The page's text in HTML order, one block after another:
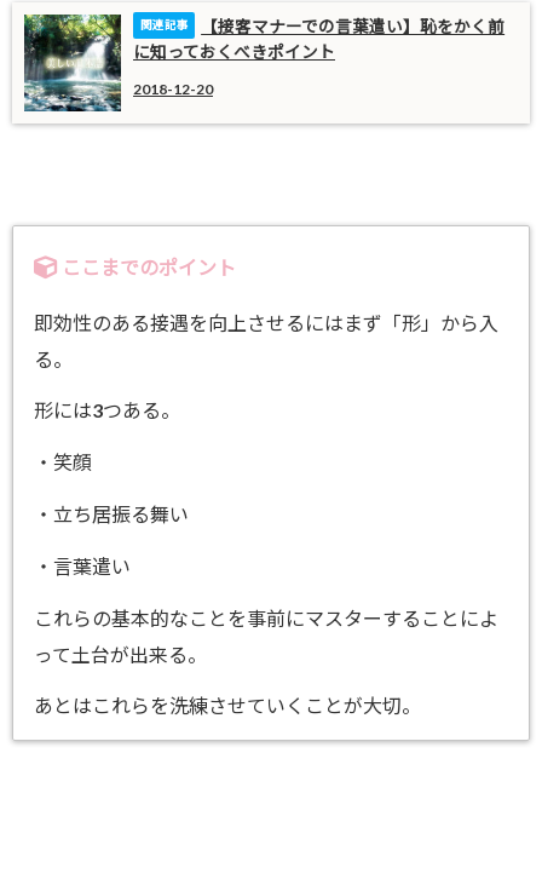
【接客マナーでの言葉遣い】恥をかく前
に知っておくべきポイント
2018-12-20
ここまでのポイント
即効性のある接遇を向上させるにはまず「形」から入
る。
形には3つある。
・笑顔
・立ち居振る舞い
・言葉遣い
これらの基本的なことを事前にマスターすることによ
って土台が出来る。
あとはこれらを洗練させていくことが大切。